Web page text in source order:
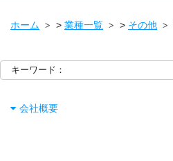
ホーム > 業種一覧 > その他
キーワード：
会社概要